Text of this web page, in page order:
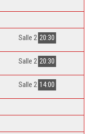
Salle 2 20:30
Salle 2 20:30
Salle 2 14:00